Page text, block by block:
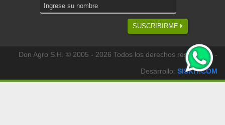
SUSCRIBIRME
Don Agro S.H. © 2005 - 2026 Todos los derechos reservados -
Desarrollo: SISKIT.COM